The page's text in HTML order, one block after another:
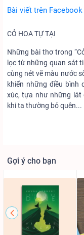
Bài viết trên Facebook
CỎ HOA TỰ TẠI
Những bài thơ trong
lọc từ những quan sát
cùng nét vẽ màu nước
khiến những điều
xúc, tựa như những lát
khi ta thường bỏ quên...
Gợi ý cho bạn